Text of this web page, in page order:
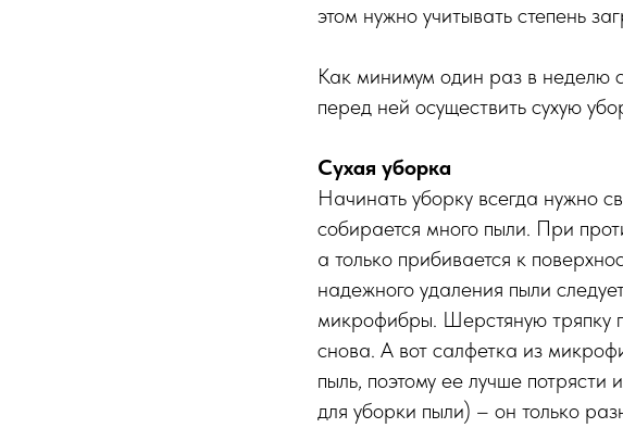
этом нужно учитывать степень
Как минимум один раз в неделю
перед ней осуществить сухую
Сухая уборка
Начинать уборку всегда нужно
собирается много пыли. При
а только прибивается к
надежного удаления пыли
микрофибры. Шерстяную тряпку
снова. А вот салфетка из
пыль, поэтому ее лучше потрясти
для уборки пыли) – он только